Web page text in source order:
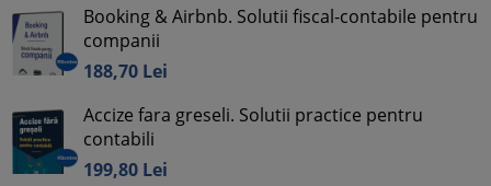
Booking & Airbnb. Solutii fiscal-contabile pentru
companii
188,70 Lei
Accize fara greseli. Solutii practice pentru
contabili
199,80 Lei